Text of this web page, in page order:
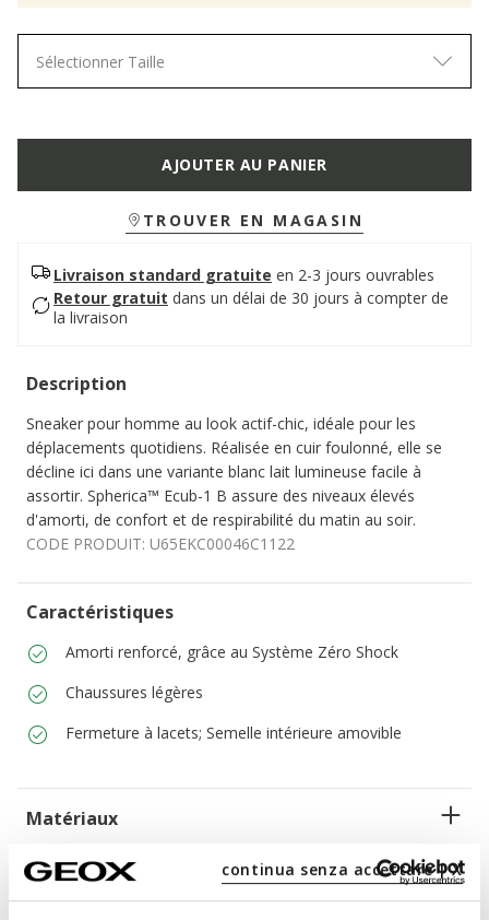
continua senza accettare | X
Sélectionner Taille
AJOUTER AU PANIER
TROUVER EN MAGASIN
Livraison standard gratuite en 2-3 jours ouvrables
Retour gratuit dans un délai de 30 jours à compter de
la livraison
Description
Sneaker pour homme au look actif-chic, idéale pour les
déplacements quotidiens. Réalisée en cuir foulonné, elle se
décline ici dans une variante blanc lait lumineuse facile à
assortir. Spherica™ Ecub-1 B assure des niveaux élevés
d'amorti, de confort et de respirabilité du matin au soir.
CODE PRODUIT: U65EKC00046C1122
Caractéristiques
Amorti renforcé, grâce au Système Zéro Shock
Chaussures légères
Fermeture à lacets; Semelle intérieure amovible
Matériaux
Technologies